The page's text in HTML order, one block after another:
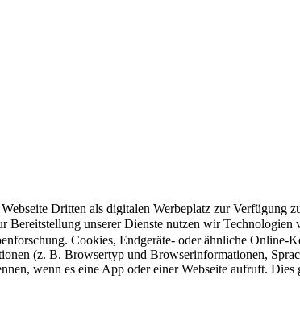
Dritten als digitalen Werbeplatz zur Verfügung
Bereitstellung unserer Dienste nutzen wir Technologien
Cookies, Endgeräte- oder ähnliche Online-
(z. B. Browsertyp und Browserinformationen,
wenn es eine App oder einer Webseite aufruft.